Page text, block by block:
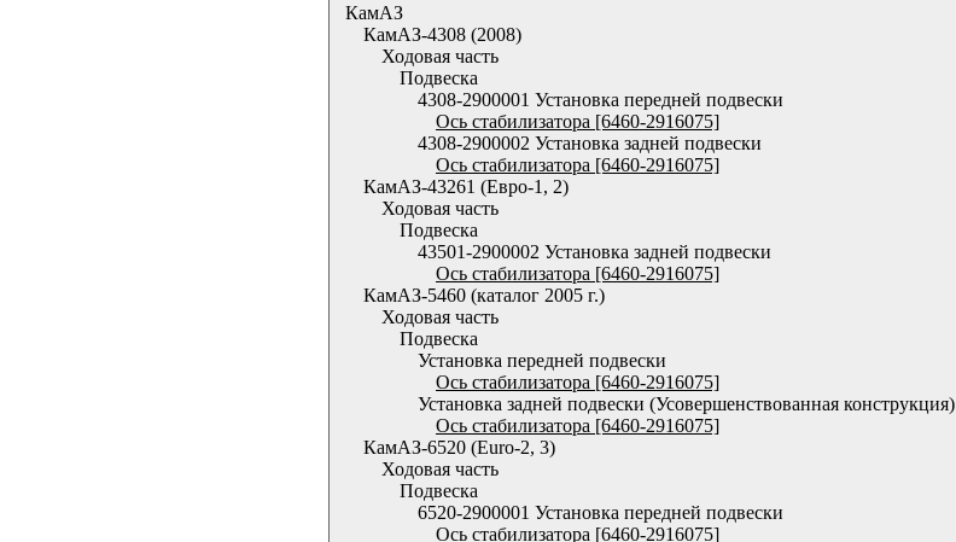
КамАЗ
КамАЗ-4308 (2008)
Ходовая часть
Подвеска
4308-2900001 Установка передней подвески
Ось стабилизатора [6460-2916075]
4308-2900002 Установка задней подвески
Ось стабилизатора [6460-2916075]
КамАЗ-43261 (Евро-1, 2)
Ходовая часть
Подвеска
43501-2900002 Установка задней подвески
Ось стабилизатора [6460-2916075]
КамАЗ-5460 (каталог 2005 г.)
Ходовая часть
Подвеска
Установка передней подвески
Ось стабилизатора [6460-2916075]
Установка задней подвески (Усовершенствованная конструкция)
Ось стабилизатора [6460-2916075]
КамАЗ-6520 (Euro-2, 3)
Ходовая часть
Подвеска
6520-2900001 Установка передней подвески
Ось стабилизатора [6460-2916075]